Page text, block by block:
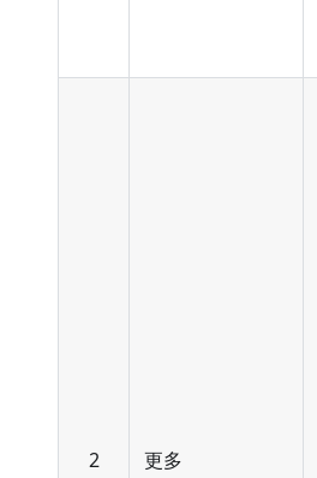
2 更多